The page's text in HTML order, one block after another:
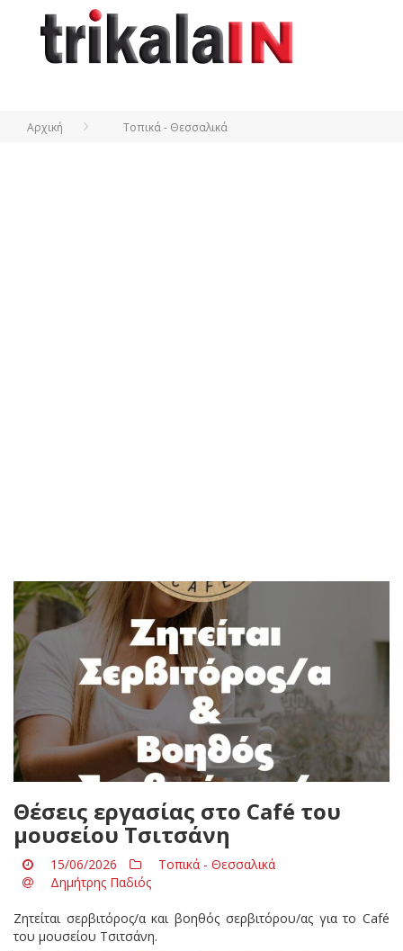
Αρχική Τοπικά - Θεσσαλικά
Θέσεις εργασίας στο Café του
μουσείου Τσιτσάνη
15/06/2026
Τοπικά - Θεσσαλικά
Δημήτρης Παδιός
Ζητείται σερβιτόρος/α και βοηθός σερβιτόρου/ας για το Café
του μουσείου Τσιτσάνη.